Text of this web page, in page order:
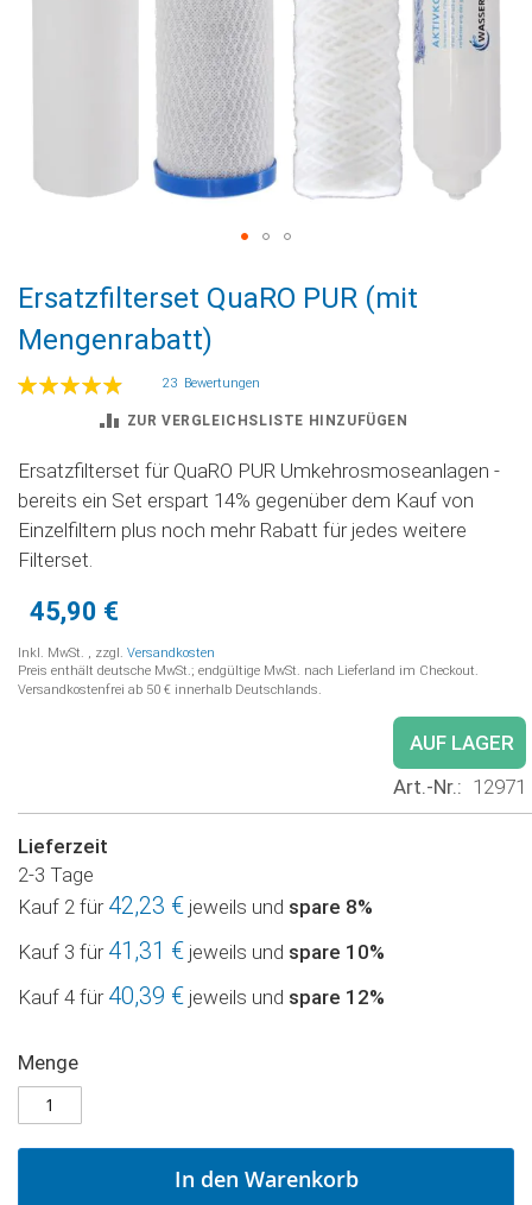
Anfang
der
Bildgalerie
springen
Ersatzfilterset QuaRO PUR (mit
Mengenrabatt)
Bewertung:
23 Bewertungen
ZUR VERGLEICHSLISTE HINZUFÜGEN
Ersatzfilterset für QuaRO PUR Umkehrosmoseanlagen -
bereits ein Set erspart 14% gegenüber dem Kauf von
Einzelfiltern plus noch mehr Rabatt für jedes weitere
Filterset.
45,90 €
Inkl. MwSt. , zzgl. Versandkosten
Preis enthält deutsche MwSt.; endgültige MwSt. nach Lieferland im Checkout.
Versandkostenfrei ab 50 € innerhalb Deutschlands.
AUF LAGER
Art.-Nr.
12971
Lieferzeit
2-3 Tage
Kauf 2 für 42,23 € jeweils und spare 8%
Kauf 3 für 41,31 € jeweils und spare 10%
Kauf 4 für 40,39 € jeweils und spare 12%
Menge
In den Warenkorb